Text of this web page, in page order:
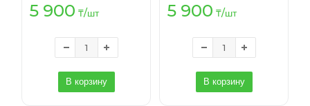
5 900 ₸/шт
В корзину
5 900 ₸/шт
В корзину